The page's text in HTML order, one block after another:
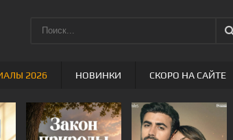
2026 НОВИНКИ СКОРО НА САЙТЕ